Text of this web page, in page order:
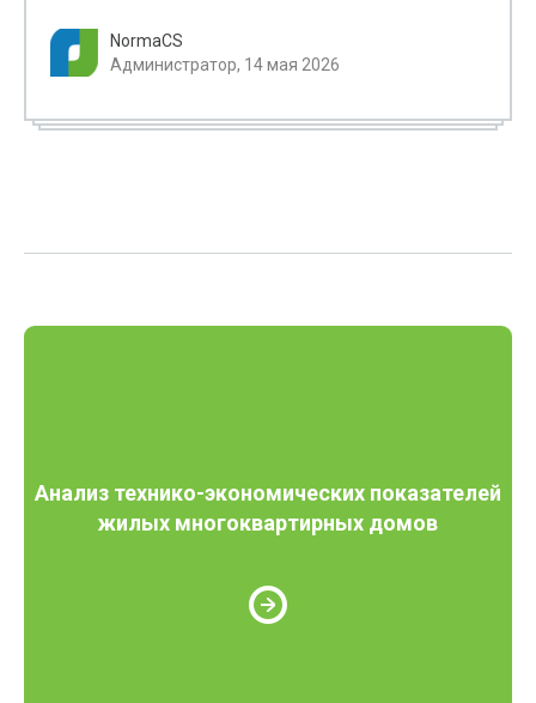
NormaCS
Администратор, 14 мая 2026
Анализ технико-экономических показателей
жилых многоквартирных домов